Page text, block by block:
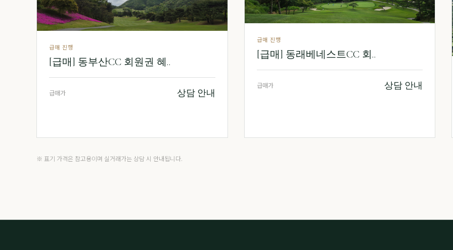
급매 진행
[급매] 동부산CC 회원권 혜..
급매가 상담 안내
급매 진행
[급매] 동래베네스트CC 회..
급매가 상담 안내
※ 표기 가격은 참고용이며 실거래가는 상담 시 안내됩니다.